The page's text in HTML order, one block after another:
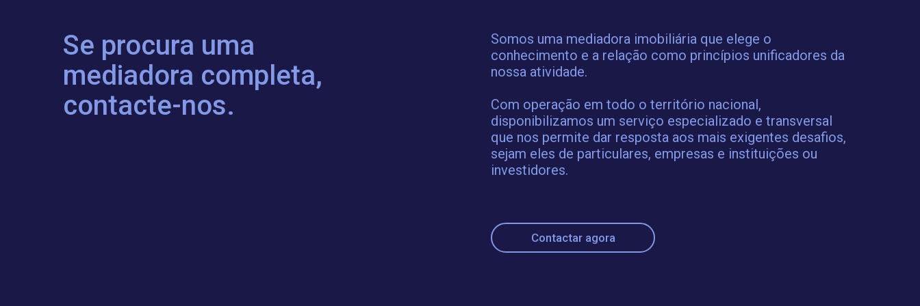
Se procura uma
mediadora completa,
contacte-nos.
Somos uma mediadora imobiliária que elege o
conhecimento e a relação como princípios unificadores da
nossa atividade.
Com operação em todo o território nacional,
disponibilizamos um serviço especializado e transversal
que nos permite dar resposta aos mais exigentes desafios,
sejam eles de particulares, empresas e instituições ou
investidores.
Contactar agora